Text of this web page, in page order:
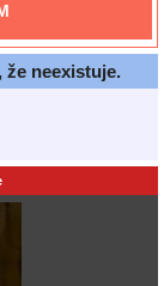
že neexistuje.